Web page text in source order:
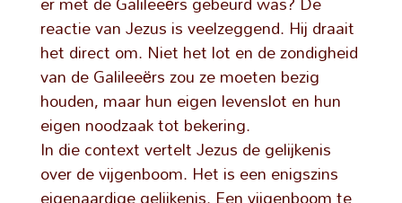
reactie van Jezus is veelzeggend. Hij draait
het direct om. Niet het lot en de zondigheid
van de Galileeërs zou ze moeten bezig
houden, maar hun eigen levenslot en hun
eigen noodzaak tot bekering.
In die context vertelt Jezus de gelijkenis
over de vijgenboom. Het is een enigszins